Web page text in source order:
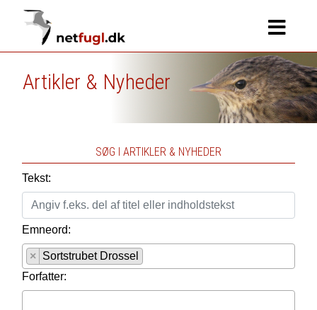
Artikler & Nyheder
SØG I ARTIKLER & NYHEDER
Tekst:
Emneord:
×
Sortstrubet Drossel
Forfatter: